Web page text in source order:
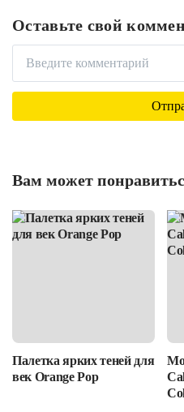
Оставьте свой
Вам может
Палетка ярких теней для
век Orange Pop